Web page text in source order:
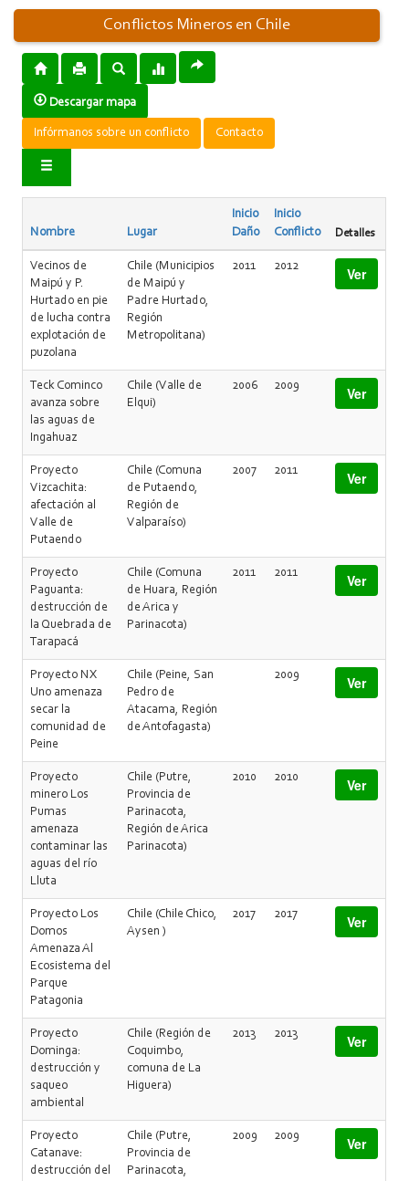
Conflictos Mineros en Chile
Descargar mapa
Infórmanos sobre un conflicto Contacto
Nombre Lugar
Inicio
Daño
Inicio
Conflicto
Detalles
Vecinos de
Maipú y P.
Hurtado en pie
de lucha contra
explotación de
puzolana
Chile (Municipios
de Maipú y
Padre Hurtado,
Región
Metropolitana)
2011 2012 Ver
Teck Cominco
avanza sobre
las aguas de
Ingahuaz
Chile (Valle de
Elqui)
2006 2009 Ver
Proyecto
Vizcachita:
afectación al
Valle de
Putaendo
Chile (Comuna
de Putaendo,
Región de
Valparaíso)
2007 2011 Ver
Proyecto
Paguanta:
destrucción de
la Quebrada de
Tarapacá
Chile (Comuna
de Huara, Región
de Arica y
Parinacota)
2011 2011 Ver
Proyecto NX
Uno amenaza
secar la
comunidad de
Peine
Chile (Peine, San
Pedro de
Atacama, Región
de Antofagasta)
2009 Ver
Proyecto
minero Los
Pumas
amenaza
contaminar las
aguas del río
Lluta
Chile (Putre,
Provincia de
Parinacota,
Región de Arica
Parinacota)
2010 2010 Ver
Proyecto Los
Domos
Amenaza Al
Ecosistema del
Parque
Patagonia
Chile (Chile Chico,
Aysen )
2017 2017 Ver
Proyecto
Dominga:
destrucción y
saqueo
ambiental
Chile (Región de
Coquimbo,
comuna de La
Higuera)
2013 2013 Ver
Proyecto
Catanave:
destrucción del
Chile (Putre,
Provincia de
Parinacota,
2009 2009 Ver